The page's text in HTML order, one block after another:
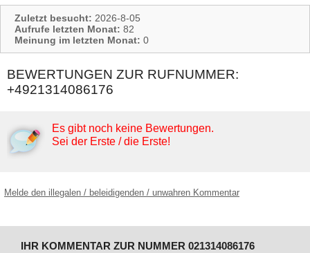
Zuletzt besucht: 2026-8-05
Aufrufe letzten Monat: 82
Meinung im letzten Monat: 0
BEWERTUNGEN ZUR RUFNUMMER:
+4921314086176
Es gibt noch keine Bewertungen.
Sei der Erste / die Erste!
Melde den illegalen / beleidigenden / unwahren Kommentar
IHR KOMMENTAR ZUR NUMMER 021314086176